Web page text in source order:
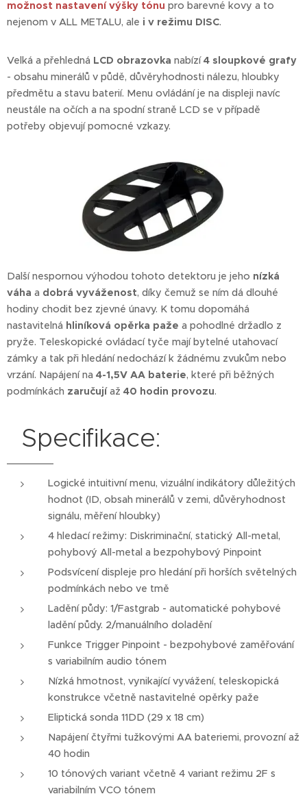
možnost nastavení výšky tónu pro barevné kovy a to
nejenom v ALL METALU, ale i v režimu DISC.
Velká a přehledná LCD obrazovka nabízí4 sloupkové grafy
- obsahu minerálů v půdě, důvěryhodnosti nálezu, hloubky
předmětu a stavu baterií. Menu ovládání je na displeji navíc
neustále na očích a na spodní straně LCD se v případě
potřeby objevují pomocné vzkazy.
Další nespornou výhodou tohoto detektoru je jeho nízká
váha a dobrá vyváženost, díky čemuž se ním dá dlouhé
hodiny chodit bez zjevné únavy. K tomu dopomáhá
nastavitelná hliníková opěrka paže a pohodlné držadlo z
pryže. Teleskopické ovládací tyče mají bytelné utahovací
zámky a tak při hledání nedochází k žádnému zvukům nebo
vrzání. Napájení na 4-1,5V AA baterie, které při běžných
podmínkách zaručujíaž 40 hodin provozu.
Specifikace:
Logické intuitivní menu, vizuální indikátory důležitých
hodnot (ID, obsah minerálů v zemi, důvěryhodnost
signálu, měření hloubky)
4 hledací režimy: Diskriminační, statický All-metal,
pohybový All-metal a bezpohybový Pinpoint
Podsvícení displeje pro hledání při horších světelných
podmínkách nebo ve tmě
Ladění půdy: 1/Fastgrab - automatické pohybové
ladění půdy. 2/manuálního doladění
Funkce Trigger Pinpoint - bezpohybové zaměřování
s variabilním audio tónem
Nízká hmotnost, vynikající vyvážení, teleskopická
konstrukce včetně nastavitelné opěrky paže
Eliptická sonda 11DD (29 x 18 cm)
Napájení čtyřmi tužkovými AA bateriemi, provozní až
40 hodin
10 tónových variant včetně 4 variant režimu 2F s
variabilním VCO tónem